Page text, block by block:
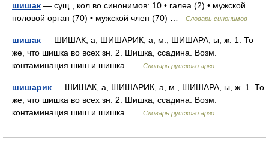
шишак — сущ., кол во синонимов: 10 • галеа (2) • мужской
половой орган (70) • мужской член (70) …
Словарь синонимов
шишак — ШИШАК, а, ШИШАРИК, а, м., ШИШАРА, ы, ж. 1. То
же, что шишка во всех зн. 2. Шишка, ссадина. Возм.
контаминация шиш и шишка …
Словарь русского арго
шишарик — ШИШАК, а, ШИШАРИК, а, м., ШИШАРА, ы, ж. 1. То
же, что шишка во всех зн. 2. Шишка, ссадина. Возм.
контаминация шиш и шишка …
Словарь русского арго